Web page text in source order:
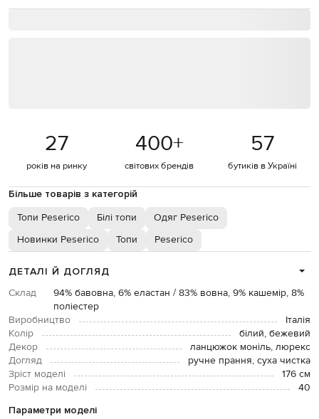
27
років на ринку
400+
світових брендів
57
бутиків в Україні
Більше товарів з категорій
Топи Peserico Білі топи
Одяг Peserico
Новинки Peserico
Топи Peserico
ДЕТАЛІ Й ДОГЛЯД
Склад
94% бавовна, 6% еластан / 83% вовна, 9% кашемір, 8%
поліестер
Виробництво
Італія
Колір
білий, бежевий
Декор
ланцюжок моніль, люрекс
Догляд
ручне прання, суха чистка
Зріст моделі
176 см
Розмір на моделі
40
Параметри моделі